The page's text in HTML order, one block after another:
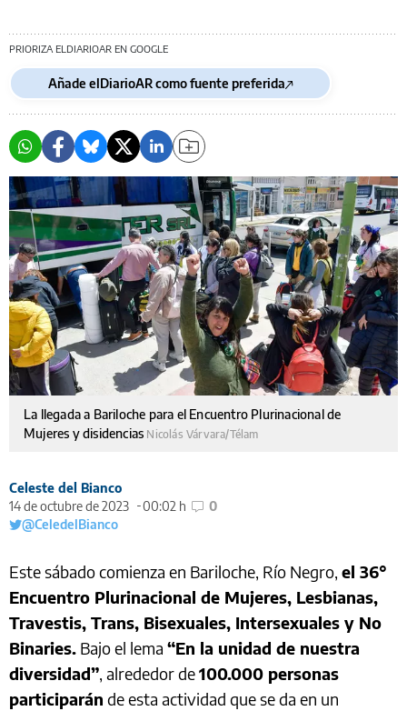
PRIORIZA ELDIARIOAR EN GOOGLE
Añade elDiarioAR como fuente preferida
La llegada a Bariloche para el Encuentro Plurinacional de
Mujeres y disidencias Nicolás Várvara/Télam
Celeste del Bianco
14 de octubre de 2023
00:02 h
0
@CeledelBianco
Este sábado comienza en Bariloche, Río Negro, el 36°
Encuentro Plurinacional de Mujeres, Lesbianas,
Travestis, Trans, Bisexuales, Intersexuales y No
Binaries. Bajo el lema “En la unidad de nuestra
diversidad”, alrededor de100.000 personas
participarán de esta actividad que se da en un